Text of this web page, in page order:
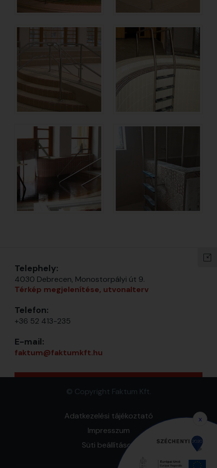
Telephely:
4030 Debrecen, Monostorpályi út 9.
Térkép megjelenítése, utvonalterv
Telefon:
+36 52 413-235
E-mail:
faktum@faktumkft.hu
© Copyright Faktum Kft.
Adatkezelési tájékoztató
Impresszum
Süti beállítások
x